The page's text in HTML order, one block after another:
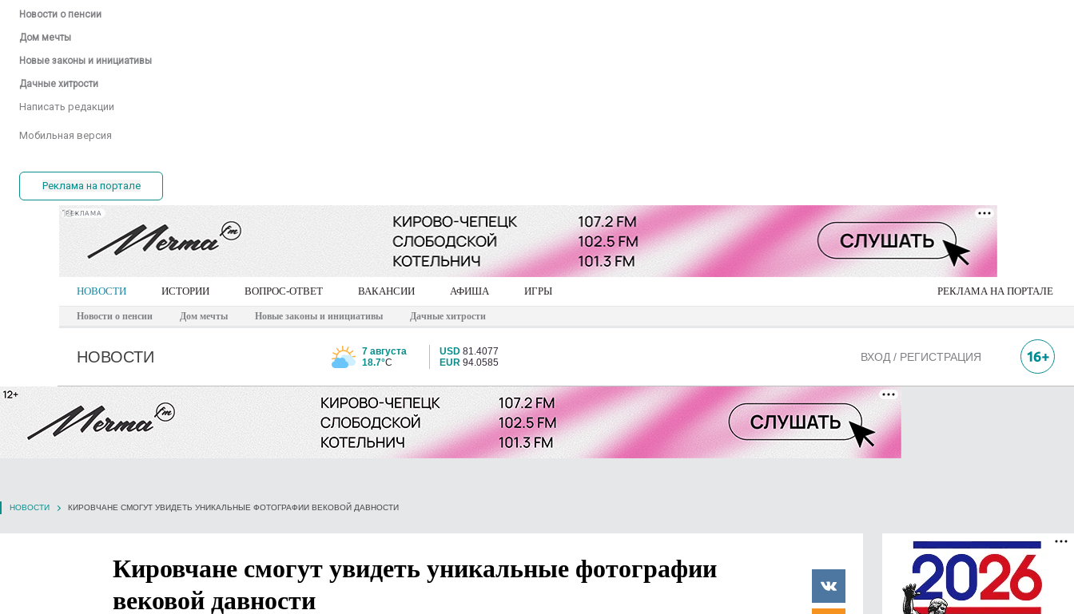
Новости о пенсии
Дом мечты
Новые законы и инициативы
Дачные хитрости
Написать редакции
Мобильная версия
Реклама на портале
РЕКЛАМА
НОВОСТИ ИСТОРИИ ВОПРОС-ОТВЕТ ВАКАНСИИ АФИША ИГРЫ РЕКЛАМА НА ПОРТАЛЕ
Новости о пенсии Дом мечты Новые законы и инициативы Дачные хитрости
НОВОСТИ
7 августа
18.7°C
USD 81.4077
EUR 94.0585 ВХОД / РЕГИСТРАЦИЯ
НОВОСТИ КИРОВЧАНЕ СМОГУТ УВИДЕТЬ УНИКАЛЬНЫЕ ФОТОГРАФИИ ВЕКОВОЙ ДАВНОСТИ
Кировчане смогут увидеть уникальные фотографии
вековой давности